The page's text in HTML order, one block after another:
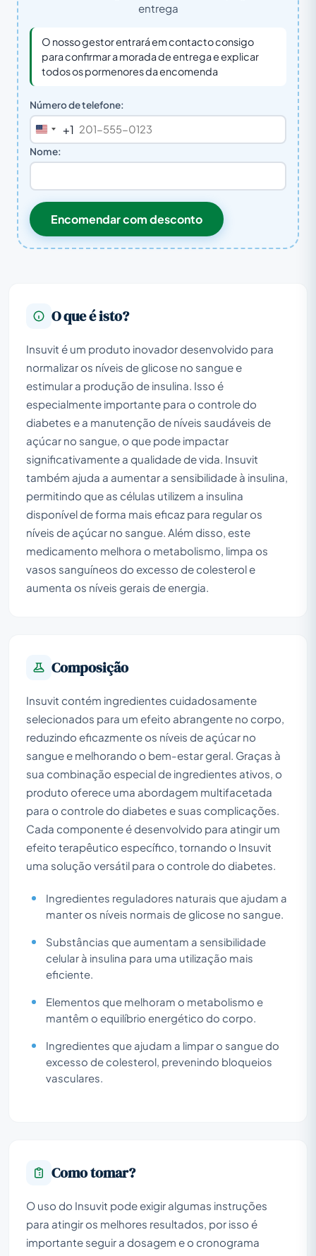
entrega
O nosso gestor entrará em contacto consigo
para confirmar a morada de entrega e explicar
todos os pormenores da encomenda
Número de telefone:
United
States
+1
Nome:
Encomendar com desconto
O que é isto?
Insuvit é um produto inovador desenvolvido para
normalizar os níveis de glicose no sangue e
estimular a produção de insulina. Isso é
especialmente importante para o controle do
diabetes e a manutenção de níveis saudáveis de
açúcar no sangue, o que pode impactar
significativamente a qualidade de vida. Insuvit
também ajuda a aumentar a sensibilidade à insulina,
permitindo que as células utilizem a insulina
disponível de forma mais eficaz para regular os
níveis de açúcar no sangue. Além disso, este
medicamento melhora o metabolismo, limpa os
vasos sanguíneos do excesso de colesterol e
aumenta os níveis gerais de energia.
Composição
Insuvit contém ingredientes cuidadosamente
selecionados para um efeito abrangente no corpo,
reduzindo eficazmente os níveis de açúcar no
sangue e melhorando o bem-estar geral. Graças à
sua combinação especial de ingredientes ativos, o
produto oferece uma abordagem multifacetada
para o controle do diabetes e suas complicações.
Cada componente é desenvolvido para atingir um
efeito terapêutico específico, tornando o Insuvit
uma solução versátil para o controle do diabetes.
Ingredientes reguladores naturais que ajudam a
manter os níveis normais de glicose no sangue.
Substâncias que aumentam a sensibilidade
celular à insulina para uma utilização mais
eficiente.
Elementos que melhoram o metabolismo e
mantêm o equilíbrio energético do corpo.
Ingredientes que ajudam a limpar o sangue do
excesso de colesterol, prevenindo bloqueios
vasculares.
Como tomar?
O uso do Insuvit pode exigir algumas instruções
para atingir os melhores resultados, por isso é
importante seguir a dosagem e o cronograma